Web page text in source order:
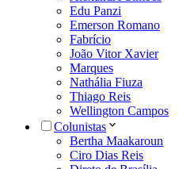
Edu Panzi
Emerson Romano
Fabrício
João Vitor Xavier
Marques
Nathália Fiuza
Thiago Reis
Wellington Campos
Colunistas
Bertha Maakaroun
Ciro Dias Reis